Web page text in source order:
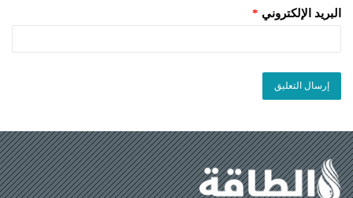
البريد الإلكتروني *